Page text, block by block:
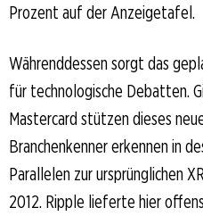
Prozent auf der Anzeigetafel.
Währenddessen sorgt das
für technologische Debatten.
Mastercard stützen dieses
Branchenkenner erkennen in
Parallelen zur ursprünglichen
2012. Ripple lieferte hier